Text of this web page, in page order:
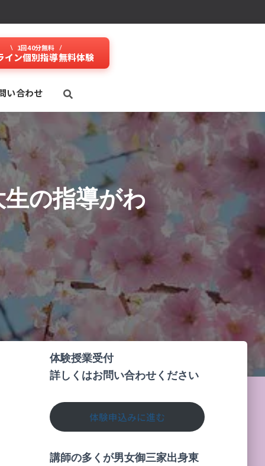
1回40分無料
イン個別指導無料体験
い合わせ
の指導がわ
体験授業受付
詳しくはお問い合わせください
体験申込みに進む
講師の多くが男女御三家出身東